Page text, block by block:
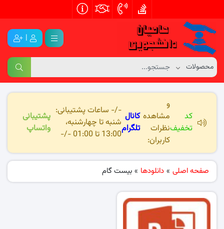
|
کد
تخفیف
و
مشاهده
نظرات
کاربران:
کانال
تلگرام
-/- ساعات پشتیبانی:
شنبه تا چهارشنبه،
13:00 تا 01:00 -/-
پشتیبانی
واتساپ
صفحه اصلی » دانلودها » بیست گام